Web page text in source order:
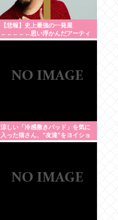
【悲報】史上最強の一発屋
←←←←←思い浮かんだアーティ
スト
涼しい「冷感敷きパッド」を気に
入った猫さん、”友達”をヨイショ
ヨイショとご招待、毛づくろいで